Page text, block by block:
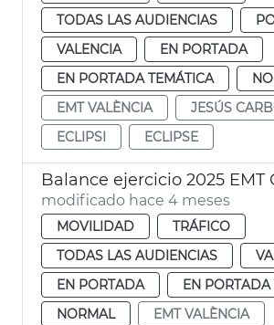
TODAS LAS AUDIENCIAS
VALENCIA
EN PORTADA
EN PORTADA TEMÁTICA
EMT VALÈNCIA
JESÚS
ECLIPSI
ECLIPSE
modificado hace 4 meses
MOVILIDAD
TRÁFICO
TODAS LAS AUDIENCIAS
EN PORTADA
EN PORTADA
NORMAL
EMT VALÈNCIA